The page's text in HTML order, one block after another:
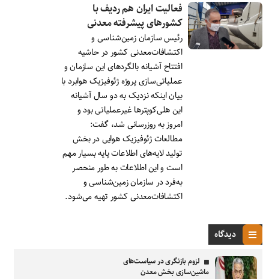
فعالیت ایران هم ردیف با
کشورهای پیشرفته معدنی
رئیس سازمان زمین‌شناسی و
اکتشافات‌معدنی کشور در حاشیه
افتتاح آشیانه بالگردهای این سازمان و
عملیاتی‌سازی پروژه ژئوفیزیک هوابرد با
بیان اینکه نزدیک به دو سال آشیانه
این هلی‌کوپترها غیرعملیاتی بود و
امروز به روزرسانی شد، گفت:
مطالعات ژئوفیزیک هوایی در بخش
تولید لایه‌های اطلاعات پایه بسیار مهم
است و این اطلاعات به طور منحصر
به‌فرد در سازمان زمین‌شناسی و
اکتشافات‌معدنی کشور تهیه می‌شود.
دیدگاه
لزوم بازنگری در سیاست‌های
ماشین‌سازی بخش معدن